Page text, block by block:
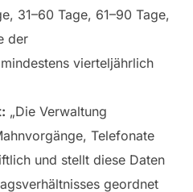
31–60 Tage, 61–90 Tage,
der
vierteljährlich
„Die Verwaltung
Telefonate
und stellt diese Daten
geordnet